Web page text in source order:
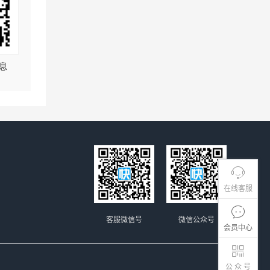
在线客服
会员中心
公 众 号
微信公众号
客服微信号